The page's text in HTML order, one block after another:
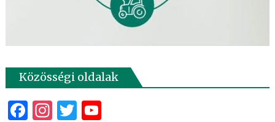
Közösségi oldalak
Facebook
Instagram
Twitter
YouTube